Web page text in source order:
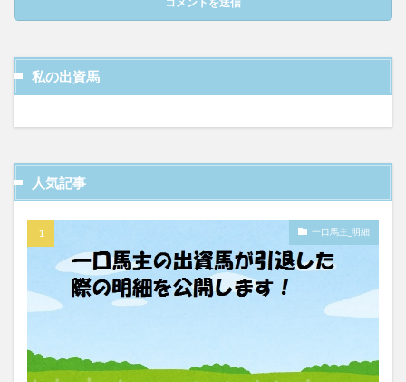
私の出資馬
人気記事
一口馬主_明細